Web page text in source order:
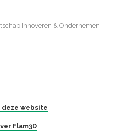
Innoveren & Ondernemen
deze website
Flam3D